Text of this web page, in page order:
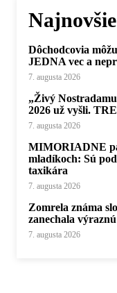
Najnovšie
Dôchodcovia
JEDNA vec a
7. augusta 2026
„Živý
2026 už vyšli.
7. augusta 2026
MIMORIADNE
mladíkoch: Sú
taxikára
7. augusta 2026
Zomrela známa
zanechala
7. augusta 2026